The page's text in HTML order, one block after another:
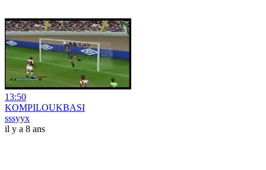
13:50
KOMPILOUKBASI
sssyyx
il y a 8 ans